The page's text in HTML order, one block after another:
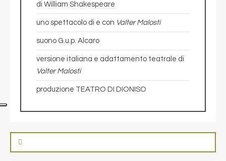
di William Shakespeare
uno spettacolo di e con Valter Malosti
suono G.u.p. Alcaro
versione italiana e adattamento teatrale di
Valter Malosti
produzione TEATRO DI DIONISO